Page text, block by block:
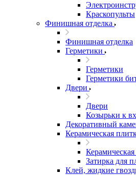
Краскопульты
Финишная отделка
Финишная отделка
Герметики
Герметики
Герметики
Двери
Двери
Козырьки к
Декоративный
Керамическая
Затирка для
Клей, жидкие